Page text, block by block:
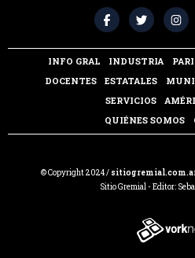
INFO GRAL INDUSTRIA
DOCENTES
ESTATALES
SERVICIOS
QUIÉNES SOMOS
© Copyright 2024 /
Sitio Gremial - Editor: